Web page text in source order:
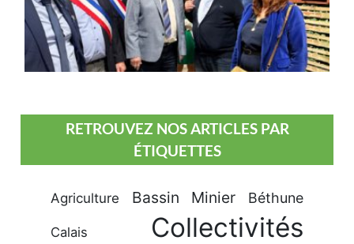
RETROUVEZ NOS ARTICLES PAR
ÉTIQUETTES
Agriculture Bassin Minier Béthune
Calais Collectivités